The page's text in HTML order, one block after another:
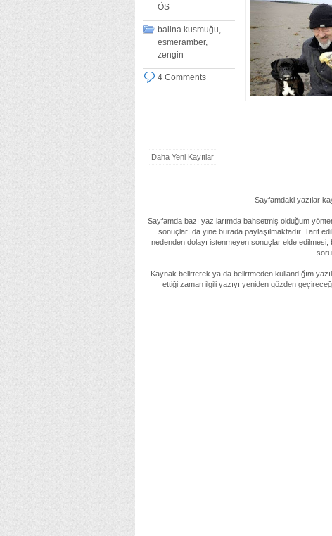
ÖS
balina kusmuğu,
esmeramber,
zengin
4 Comments
Daha Yeni Kayıtlar
Sayfamdaki yazılar
Sayfamda bazı yazılarımda bahsetmiş olduğum
sonuçları da yine burada paylaşılmaktadır. Tarif
nedenden dolayı istenmeyen sonuçlar elde
Kaynak belirterek ya da belirtmeden kullandığım
ettiği zaman ilgili yazıyı yeniden gözden